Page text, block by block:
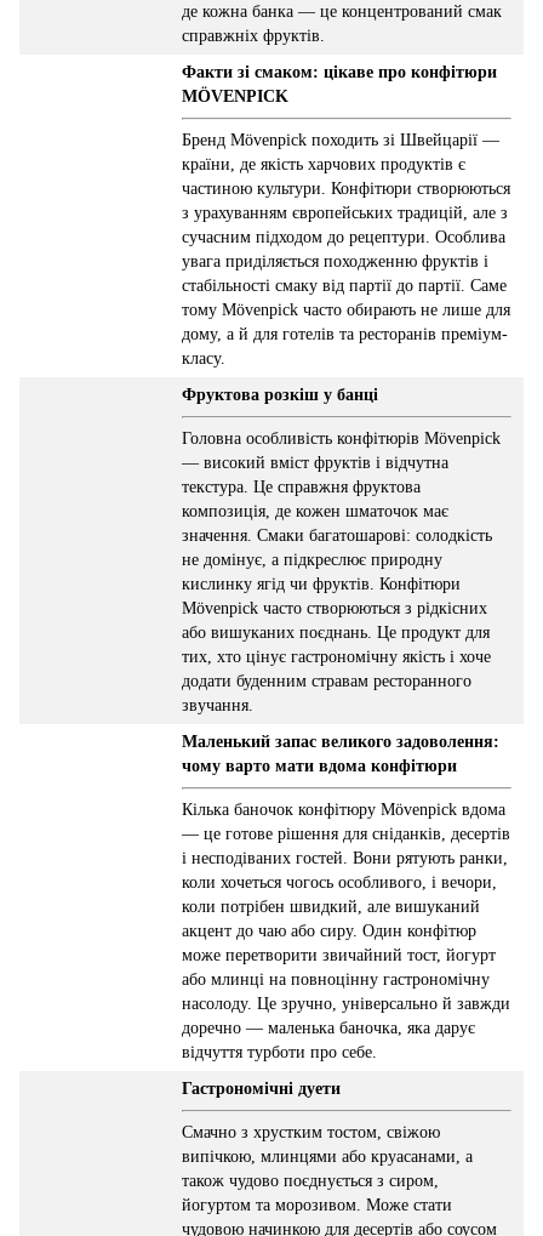
де кожна банка — це концентрований смак
справжніх фруктів.
Факти зі смаком: цікаве про конфітюри
MÖVENPICK
Бренд Mövenpick походить зі Швейцарії —
країни, де якість харчових продуктів є
частиною культури. Конфітюри створюються
з урахуванням європейських традицій, але з
сучасним підходом до рецептури. Особлива
увага приділяється походженню фруктів і
стабільності смаку від партії до партії. Саме
тому Mövenpick часто обирають не лише для
дому, а й для готелів та ресторанів преміум-
класу.
Фруктова розкіш у банці
Головна особливість конфітюрів Mövenpick
— високий вміст фруктів і відчутна
текстура. Це справжня фруктова
композиція, де кожен шматочок має
значення. Смаки багатошарові: солодкість
не домінує, а підкреслює природну
кислинку ягід чи фруктів. Конфітюри
Mövenpick часто створюються з рідкісних
або вишуканих поєднань. Це продукт для
тих, хто цінує гастрономічну якість і хоче
додати буденним стравам ресторанного
звучання.
Маленький запас великого задоволення:
чому варто мати вдома конфітюри
Кілька баночок конфітюру Mövenpick вдома
— це готове рішення для сніданків, десертів
і несподіваних гостей. Вони рятують ранки,
коли хочеться чогось особливого, і вечори,
коли потрібен швидкий, але вишуканий
акцент до чаю або сиру. Один конфітюр
може перетворити звичайний тост, йогурт
або млинці на повноцінну гастрономічну
насолоду. Це зручно, універсально й завжди
доречно — маленька баночка, яка дарує
відчуття турботи про себе.
Гастрономічні дуети
Смачно з хрустким тостом, свіжою
випічкою, млинцями або круасанами, а
також чудово поєднується з сиром,
йогуртом та морозивом. Може стати
чудовою начинкою для десертів або соусом